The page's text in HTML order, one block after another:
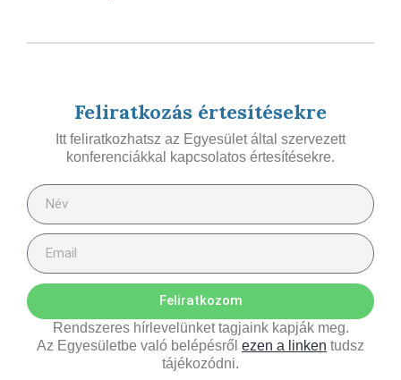
Feliratkozás értesítésekre
Itt feliratkozhatsz az Egyesület által szervezett
konferenciákkal kapcsolatos értesítésekre.
Feliratkozom
Rendszeres hírlevelünket tagjaink kapják meg.
Az Egyesületbe való belépésről ezen a linken tudsz
tájékozódni.